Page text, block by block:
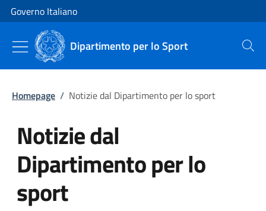
Vai al contenuto
Vai alla navigazione del sito
Governo Italiano
Dipartimento per lo Sport Cerca
Homepage / Notizie dal Dipartimento per lo sport
Notizie dal
Dipartimento per lo
sport